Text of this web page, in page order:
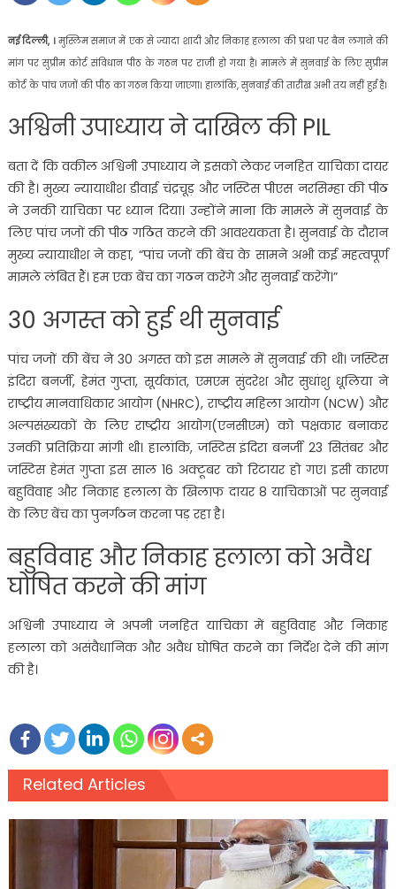
नई दिल्ली, ।मुस्लिम समाज में एक से ज्यादा शादी और निकाह हलाला की प्रथा पर बैन लगाने की
मांग पर सुप्रीम कोर्ट संविधान पीठ के गठन पर राजी हो गया है। मामले में सुनवाई के लिए सुप्रीम
कोर्ट के पांच जजों की पीठ का गठन किया जाएगा। हालांकि, सुनवाई की तारीख अभी तय नहीं हुई है।
अश्विनी उपाध्याय ने दाखिल की PIL
बता दें कि वकील अश्विनी उपाध्याय ने इसको लेकर जनहित याचिका दायर
की है। मुख्य न्यायाधीश डीवाई चंद्रचूड़ और जस्टिस पीएस नरसिम्हा की पीठ
ने उनकी याचिका पर ध्यान दिया। उन्होंने माना कि मामले में सुनवाई के
लिए पांच जजों की पीठ गठित करने की आवश्यकता है। सुनवाई के दौरान
मुख्य न्यायाधीश ने कहा, “पांच जजों की बेंच के सामने अभी कई महत्वपूर्ण
मामले लंबित हैं। हम एक बेंच का गठन करेंगे और सुनवाई करेंगे।”
30 अगस्त को हुई थी सुनवाई
पांच जजों की बेंच ने 30 अगस्त को इस मामले में सुनवाई की थी। जस्टिस
इंदिरा बनर्जी, हेमंत गुप्ता, सूर्यकांत, एमएम सुंदरेश और सुधांशु धूलिया ने
राष्ट्रीय मानवाधिकार आयोग (NHRC), राष्ट्रीय महिला आयोग (NCW) और
अल्पसंख्यकों के लिए राष्ट्रीय आयोग(एनसीएम) को पक्षकार बनाकर
उनकी प्रतिक्रिया मांगी थी। हालांकि, जस्टिस इंदिरा बनर्जी 23 सितंबर और
जस्टिस हेमंत गुप्ता इस साल 16 अक्टूबर को रिटायर हो गए। इसी कारण
बहुविवाह और निकाह हलाला के खिलाफ दायर 8 याचिकाओं पर सुनवाई
के लिए बेंच का पुनर्गठन करना पड़ रहा है।
बहुविवाह और निकाह हलाला को अवैध
घोषित करने की मांग
अश्विनी उपाध्याय ने अपनी जनहित याचिका में बहुविवाह और निकाह
हलाला को असंवैधानिक और अवैध घोषित करने का निर्देश देने की मांग
की है।
Related Articles